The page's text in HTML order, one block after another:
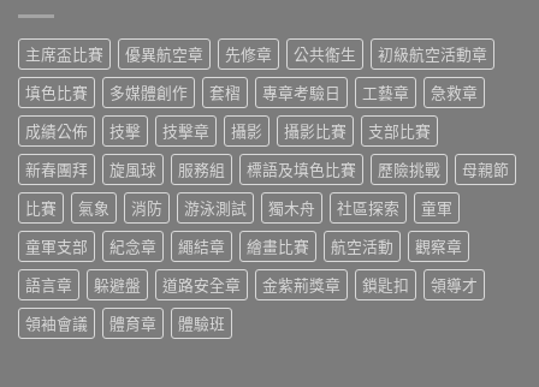
多
利
亞
城
區
選
拔
賽〉
中
比
賽
2026
結
果〉
中
練
班〉
中
周
年
紀
念
活
動：
『童』
守
護‧
安
心
社
嘉
年
主席盃比賽 優異航空章 先修章 公共䘙生
初級航空活動章
填色比賽
多媒體創作 套槢 專章考驗日 工藝章
急救章
成績公佈
技擊 技擊章 攝影 攝影比賽
支部比賽
新春團拜
旋風球 服務組 標語及填色比賽 歷險挑戰
母親節
比賽
氣象 消防 游泳測試 獨木舟 社區探索
童軍
童軍支部
紀念章 繩結章 繪畫比賽 航空活動
觀察章
語言章
躲避盤 道路安全章 金紫荊獎章 鎖匙扣
領導才
領袖會議
體育章 體驗班